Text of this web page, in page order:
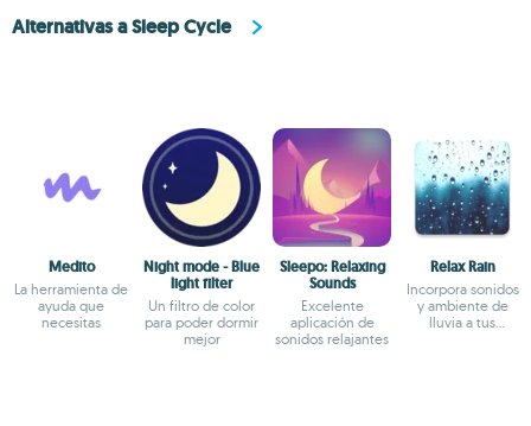
Alternativas a Sleep Cycle
Medito
La herramienta de
ayuda que
necesitas
Night mode - Blue
light filter
Un filtro de color
para poder dormir
mejor
Sleepo: Relaxing
Sounds
Excelente
aplicación de
sonidos relajantes
Relax Rain
Incorpora sonidos
y ambiente de
lluvia a tus